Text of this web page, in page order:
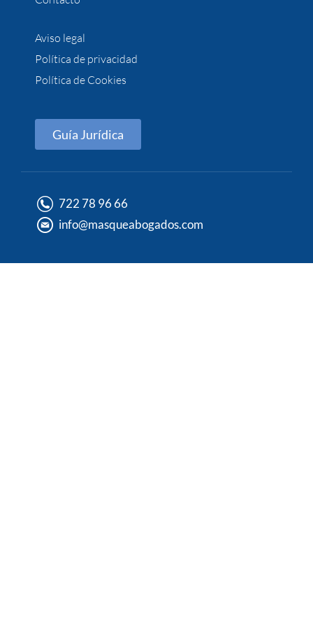
Aviso legal
Política de privacidad
Política de Cookies
Guía Jurídica
722 78 96 66
info@masqueabogados.com